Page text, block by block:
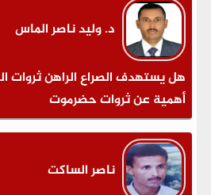
د. وليد ناصر الماس
هل يستهدف الصراع الراهن ثروات
أهمية عن ثروات حضرموت
ناصر الساكت